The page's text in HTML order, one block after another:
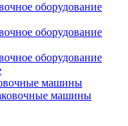
оборудование
оборудование
оборудование
машины
машины